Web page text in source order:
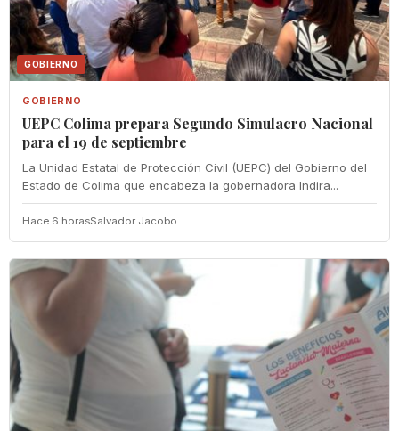
GOBIERNO
GOBIERNO
UEPC Colima prepara Segundo Simulacro Nacional
para el 19 de septiembre
La Unidad Estatal de Protección Civil (UEPC) del Gobierno del
Estado de Colima que encabeza la gobernadora Indira...
Hace 6 horasSalvador Jacobo